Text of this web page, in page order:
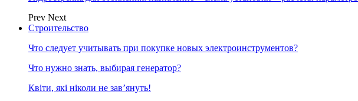
Prev Next
Строительство
Что следует учитывать при покупке новых электроинструментов?
Что нужно знать, выбирая генератор?
Квіти, які ніколи не зав’януть!